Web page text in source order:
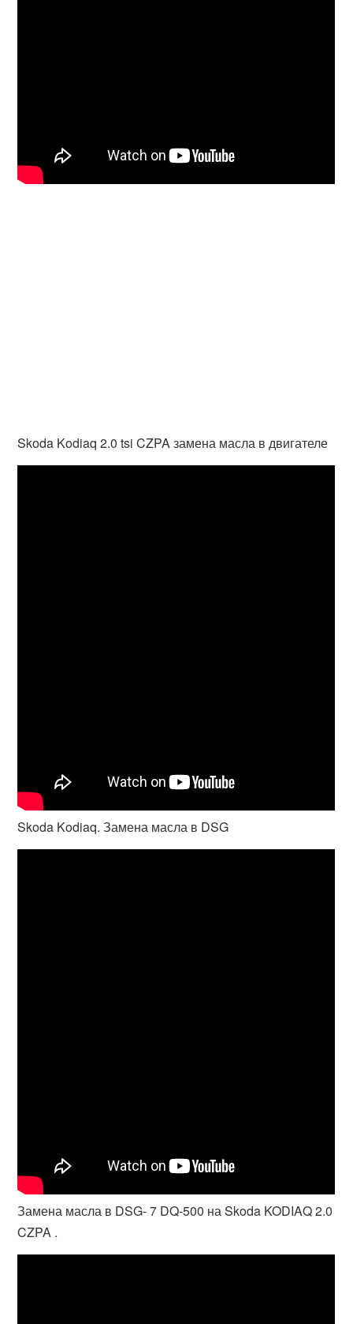
Skoda Kodiaq 2.0 tsi CZPA замена масла в двигателе
Skoda Kodiaq. Замена масла в DSG
Замена масла в DSG- 7 DQ-500 на Skoda KODIAQ 2.0
CZPA .